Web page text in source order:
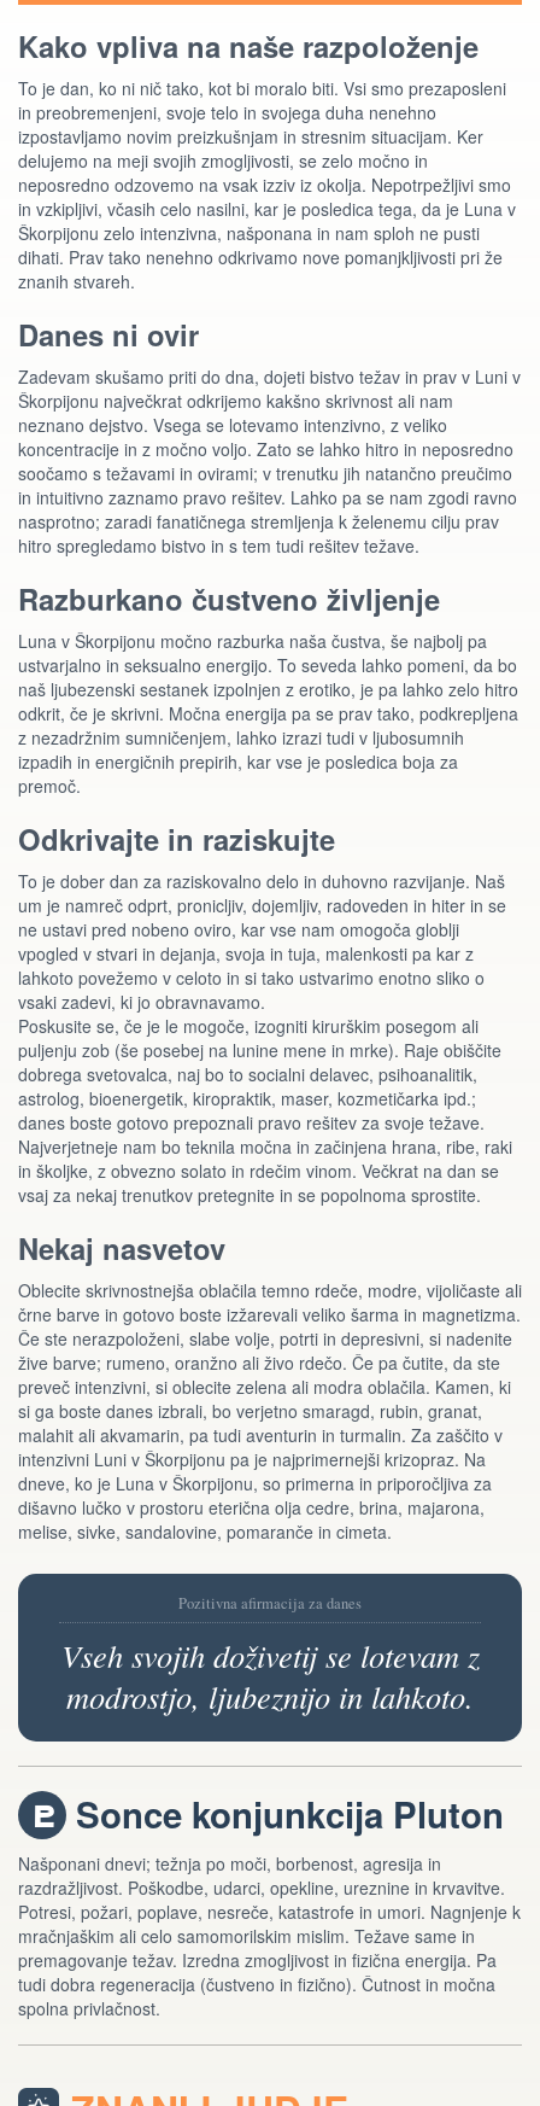
Kako vpliva na naše razpoloženje
To je dan, ko ni nič tako, kot bi moralo biti. Vsi smo prezaposleni
in preobremenjeni, svoje telo in svojega duha nenehno
izpostavljamo novim preizkušnjam in stresnim situacijam. Ker
delujemo na meji svojih zmogljivosti, se zelo močno in
neposredno odzovemo na vsak izziv iz okolja. Nepotrpežljivi smo
in vzkipljivi, včasih celo nasilni, kar je posledica tega, da je Luna v
Škorpijonu zelo intenzivna, našponana in nam sploh ne pusti
dihati. Prav tako nenehno odkrivamo nove pomanjkljivosti pri že
znanih stvareh.
Danes ni ovir
Zadevam skušamo priti do dna, dojeti bistvo težav in prav v Luni v
Škorpijonu največkrat odkrijemo kakšno skrivnost ali nam
neznano dejstvo. Vsega se lotevamo intenzivno, z veliko
koncentracije in z močno voljo. Zato se lahko hitro in neposredno
soočamo s težavami in ovirami; v trenutku jih natančno preučimo
in intuitivno zaznamo pravo rešitev. Lahko pa se nam zgodi ravno
nasprotno; zaradi fanatičnega stremljenja k želenemu cilju prav
hitro spregledamo bistvo in s tem tudi rešitev težave.
Razburkano čustveno življenje
Luna v Škorpijonu močno razburka naša čustva, še najbolj pa
ustvarjalno in seksualno energijo. To seveda lahko pomeni, da bo
naš ljubezenski sestanek izpolnjen z erotiko, je pa lahko zelo hitro
odkrit, če je skrivni. Močna energija pa se prav tako, podkrepljena
z nezadržnim sumničenjem, lahko izrazi tudi v ljubosumnih
izpadih in energičnih prepirih, kar vse je posledica boja za
premoč.
Odkrivajte in raziskujte
To je dober dan za raziskovalno delo in duhovno razvijanje. Naš
um je namreč odprt, pronicljiv, dojemljiv, radoveden in hiter in se
ne ustavi pred nobeno oviro, kar vse nam omogoča globlji
vpogled v stvari in dejanja, svoja in tuja, malenkosti pa kar z
lahkoto povežemo v celoto in si tako ustvarimo enotno sliko o
vsaki zadevi, ki jo obravnavamo.
Poskusite se, če je le mogoče, izogniti kirurškim posegom ali
puljenju zob (še posebej na lunine mene in mrke). Raje obiščite
dobrega svetovalca, naj bo to socialni delavec, psihoanalitik,
astrolog, bioenergetik, kiropraktik, maser, kozmetičarka ipd.;
danes boste gotovo prepoznali pravo rešitev za svoje težave.
Najverjetneje nam bo teknila močna in začinjena hrana, ribe, raki
in školjke, z obvezno solato in rdečim vinom. Večkrat na dan se
vsaj za nekaj trenutkov pretegnite in se popolnoma sprostite.
Nekaj nasvetov
Oblecite skrivnostnejša oblačila temno rdeče, modre, vijoličaste ali
črne barve in gotovo boste izžarevali veliko šarma in magnetizma.
Če ste nerazpoloženi, slabe volje, potrti in depresivni, si nadenite
žive barve; rumeno, oranžno ali živo rdečo. Če pa čutite, da ste
preveč intenzivni, si oblecite zelena ali modra oblačila. Kamen, ki
si ga boste danes izbrali, bo verjetno smaragd, rubin, granat,
malahit ali akvamarin, pa tudi aventurin in turmalin. Za zaščito v
intenzivni Luni v Škorpijonu pa je najprimernejši krizopraz. Na
dneve, ko je Luna v Škorpijonu, so primerna in priporočljiva za
dišavno lučko v prostoru eterična olja cedre, brina, majarona,
melise, sivke, sandalovine, pomaranče in cimeta.
Pozitivna afirmacija za danes
Vseh svojih doživetij se lotevam z
modrostjo, ljubeznijo in lahkoto.
j Sonce konjunkcija Pluton
Našponani dnevi; težnja po moči, borbenost, agresija in
razdražljivost. Poškodbe, udarci, opekline, ureznine in krvavitve.
Potresi, požari, poplave, nesreče, katastrofe in umori. Nagnjenje k
mračnjaškim ali celo samomorilskim mislim. Težave same in
premagovanje težav. Izredna zmogljivost in fizična energija. Pa
tudi dobra regeneracija (čustveno in fizično). Čutnost in močna
spolna privlačnost.